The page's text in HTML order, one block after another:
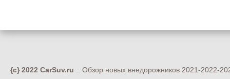
{c} 2022 CarSuv.ru :: Обзор новых внедорожников 2021-2022-